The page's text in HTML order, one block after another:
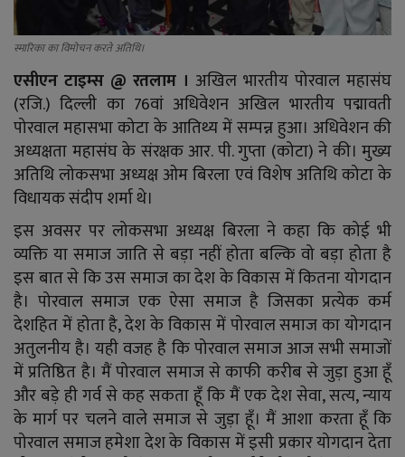
धर्म-संस्कृति
करियर
वीडियो
YouTube
Language
English Hiindi
स्मारिका का विमोचन करते अतिथि।
एसीएन टाइम्स @ रतलाम । अखिल भारतीय पोरवाल महासंघ
(रजि.) दिल्ली का 76वां अधिवेशन अखिल भारतीय पद्मावती
पोरवाल महासभा कोटा के आतिथ्य में सम्पन्न हुआ। अधिवेशन की
अध्यक्षता महासंघ के संरक्षक आर. पी. गुप्ता (कोटा) ने की। मुख्य
अतिथि लोकसभा अध्यक्ष ओम बिरला एवं विशेष अतिथि कोटा के
विधायक संदीप शर्मा थे।
इस अवसर पर लोकसभा अध्यक्ष बिरला ने कहा कि कोई भी
व्यक्ति या समाज जाति से बड़ा नहीं होता बल्कि वो बड़ा होता है
इस बात से कि उस समाज का देश के विकास में कितना योगदान
है। पोरवाल समाज एक ऐसा समाज है जिसका प्रत्येक कर्म
देशहित में होता है, देश के विकास में पोरवाल समाज का योगदान
अतुलनीय है। यही वजह है कि पोरवाल समाज आज सभी समाजों
में प्रतिष्ठित है। मैं पोरवाल समाज से काफी करीब से जुड़ा हुआ हूँ
और बड़े ही गर्व से कह सकता हूँ कि मैं एक देश सेवा, सत्य, न्याय
के मार्ग पर चलने वाले समाज से जुड़ा हूँ। मैं आशा करता हूँ कि
पोरवाल समाज हमेशा देश के विकास में इसी प्रकार योगदान देता